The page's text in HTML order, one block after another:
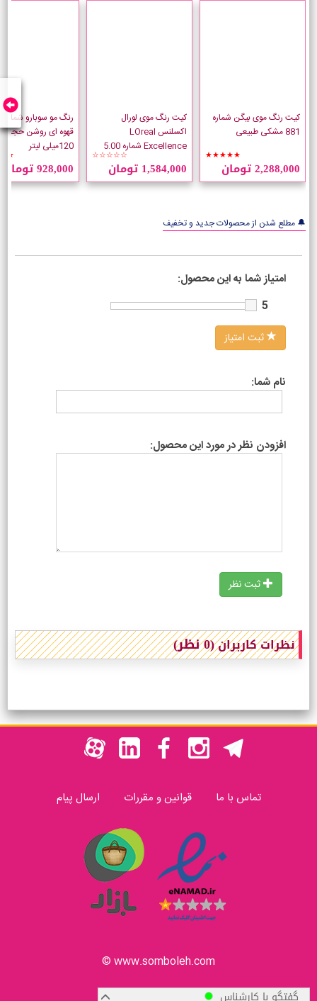
گفتگو با کارشناس
کیت رنگ موی بیگن شماره
881 مشکی طبیعی
★★★★★
2,288,000 تومان
کیت رنگ موی لورال
اکسلنس LOreal
Excellence شماره 5.00
قهوه ای طبیعی روشن☆☆☆☆☆
1,584,000 تومان
قهوه ای روشن حجم
120میلی لیتر
928,000 تومان
🔔 مطلع شدن از محصولات جدید و تخفیف
امتیاز شما به این محصول:
5
ثبت امتیاز
نام شما:
افزودن نظر در مورد این محصول:
ثبت نظر
نظرات کاربران(0 نظر)
تماس با ما قوانین و مقررات ارسال پیام
www.somboleh.com ©